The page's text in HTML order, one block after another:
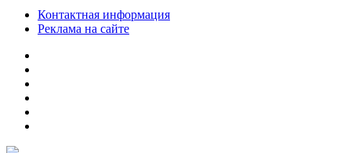
Контактная информация
Реклама на сайте